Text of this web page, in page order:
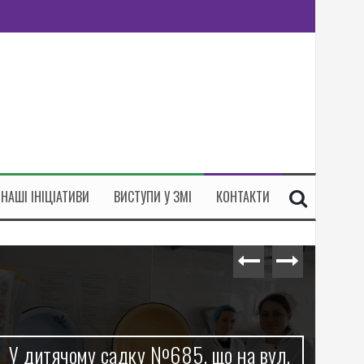
НАШІ ІНІЦІАТИВИ ВИСТУПИ У ЗМІ КОНТАКТИ
У дитячому садку №685, що на вул.